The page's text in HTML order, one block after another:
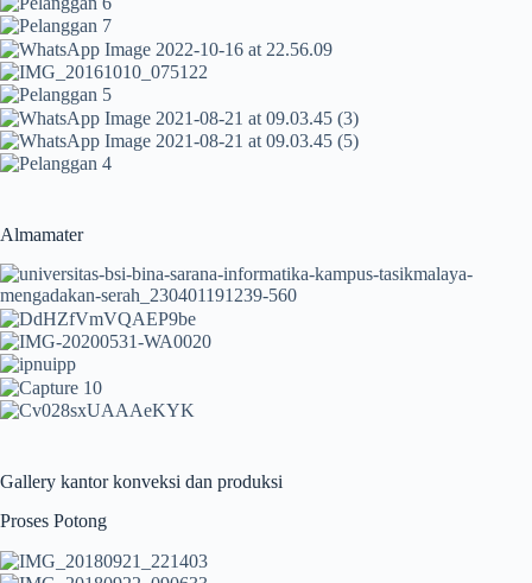
Almamater
Gallery kantor konveksi dan produksi
Proses Potong